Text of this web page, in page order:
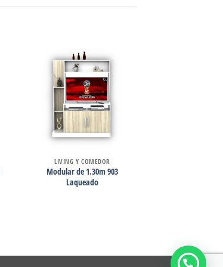
LIVING Y COMEDOR
Modular de 1.30m 903
Laqueado